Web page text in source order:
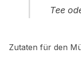
Tee
Zutaten für den